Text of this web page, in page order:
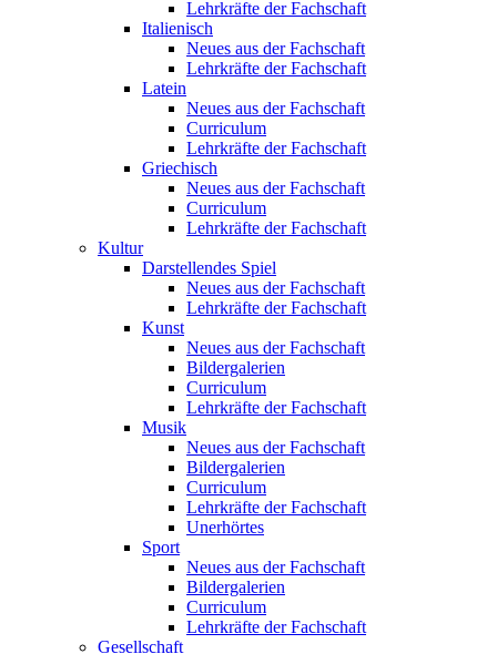
Lehrkräfte der Fachschaft
Italienisch
Neues aus der Fachschaft
Lehrkräfte der Fachschaft
Latein
Neues aus der Fachschaft
Curriculum
Lehrkräfte der Fachschaft
Griechisch
Neues aus der Fachschaft
Curriculum
Lehrkräfte der Fachschaft
Kultur
Darstellendes Spiel
Neues aus der Fachschaft
Lehrkräfte der Fachschaft
Kunst
Neues aus der Fachschaft
Bildergalerien
Curriculum
Lehrkräfte der Fachschaft
Musik
Neues aus der Fachschaft
Bildergalerien
Curriculum
Lehrkräfte der Fachschaft
Unerhörtes
Sport
Neues aus der Fachschaft
Bildergalerien
Curriculum
Lehrkräfte der Fachschaft
Gesellschaft